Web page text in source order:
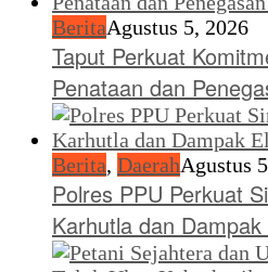
BeritaAgustus 5, 2026
Taput Perkuat
Penataan dan
Berita, DaerahAgustus
Polres PPU Perkuat
Karhutla dan